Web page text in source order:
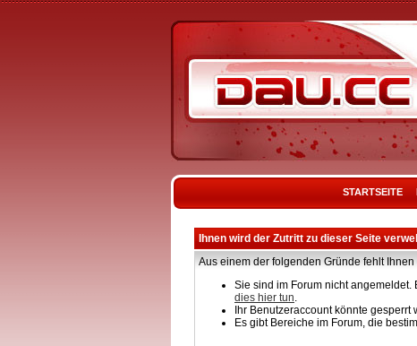
STARTSEITE
Ihnen wird der Zutritt zu dieser Seite
Aus einem der folgenden Gründe fehlt
Sie sind im Forum nicht
dies hier tun.
Ihr Benutzeraccount könnte
Es gibt Bereiche im Forum, die